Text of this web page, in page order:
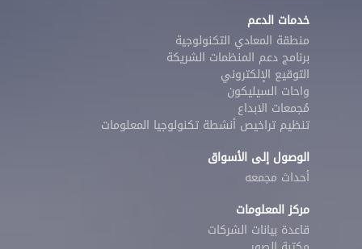
خدمات الدعم
منطقة المعادي التكنولوجية
برنامج دعم المنظمات الشريكة
التوقيع الإلكتروني
واحات السيليكون
مُجمعات الابداع
تنظيم تراخيص أنشطة تكنولوجيا المعلومات
الوصول إلى الأسواق
أحداث مجمعه
مركز المعلومات
قاعدة بيانات الشركات